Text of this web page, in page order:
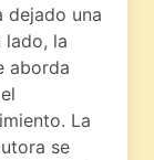
dejado una
lado, la
aborda
La
se